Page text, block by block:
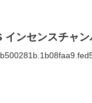
インセンスチャ